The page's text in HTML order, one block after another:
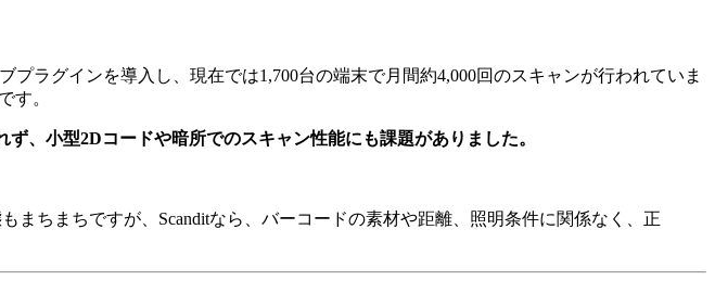
プラグインを導入し、現在では1,700台の端末で月間約4,000回のスキャンが行われていま
す。
、小型2Dコードや暗所でのスキャン性能にも課題がありました。
まちまちですが、Scanditなら、バーコードの素材や距離、照明条件に関係なく、正